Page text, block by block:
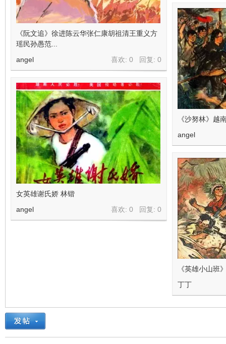
《阮文追》徐进陈云华张仁康胡祖清王重义方
瑶民孙愚范...
喜欢: 0 回复: 0
angel
《沙努林》越
angel
女英雄谢氏娇 林锴
喜欢: 0 回复: 0
angel
《英雄小山班
丁丁